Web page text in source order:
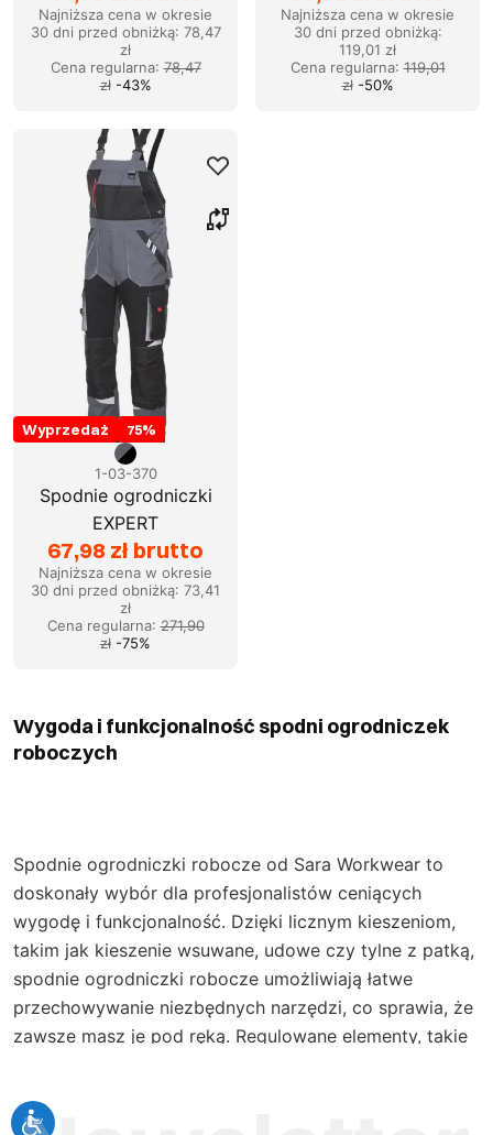
Najniższa cena w okresie
30 dni przed obniżką: 78,47
zł
Cena regularna:78,47
zł -43%
Najniższa cena w okresie
30 dni przed obniżką:
119,01 zł
Cena regularna:119,01
zł -50%
Wyprzedaż 75%
1-03-370
Spodnie ogrodniczki
EXPERT
67,98 zł brutto
Najniższa cena w okresie
30 dni przed obniżką: 73,41
zł
Cena regularna:271,90
zł -75%
Wygoda i funkcjonalność spodni ogrodniczek
roboczych
Spodnie ogrodniczki robocze od Sara Workwear to
doskonały wybór dla profesjonalistów ceniących
wygodę i funkcjonalność. Dzięki licznym kieszeniom,
takim jak kieszenie wsuwane, udowe czy tylne z patką,
spodnie ogrodniczki robocze umożliwiają łatwe
przechowywanie niezbędnych narzędzi, co sprawia, że
zawsze masz je pod ręką. Regulowane elementy, takie
długotrwałej pracy w różnych branżach. Ogrodniczki